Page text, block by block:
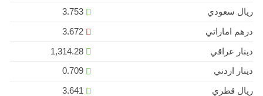
ريال سعودي
3.753
درهم اماراتي
3.672
دينار عراقي
1,314.28
دينار اردني
0.709
ريال قطري
3.641